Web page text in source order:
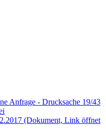
Anfrage - Drucksache 19/43
(Dokument, Link öffnet